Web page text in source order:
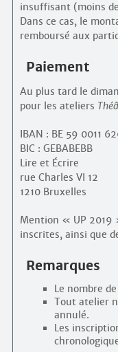
insuffisant (moins
Dans ce cas, le
remboursé aux
Paiement
Au plus tard le
pour les ateliers
IBAN : BE 59 0011
BIC : GEBABEBB
Lire et Écrire
rue Charles VI 12
1210 Bruxelles
Mention « UP 2019
inscrites, ainsi que
Remarques
Le nombre
Tout atelier
annulé.
Les